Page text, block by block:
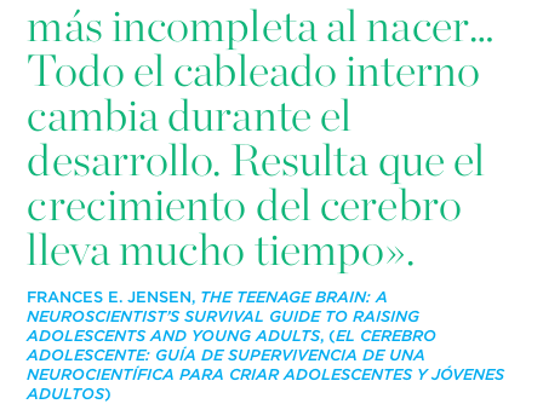
más incompleta al nacer…
Todo el cableado interno
cambia durante el
desarrollo. Resulta que el
crecimiento del cerebro
lleva mucho tiempo».
FRANCES E. JENSEN, THE TEENAGE BRAIN: A
NEUROSCIENTIST’S SURVIVAL GUIDE TO RAISING
ADOLESCENTS AND YOUNG ADULTS, (EL CEREBRO
ADOLESCENTE: GUÍA DE SUPERVIVENCIA DE UNA
NEUROCIENTÍFICA PARA CRIAR ADOLESCENTES Y JÓVENES
ADULTOS)